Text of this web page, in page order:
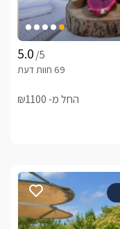
/5
החל מ- ₪1100